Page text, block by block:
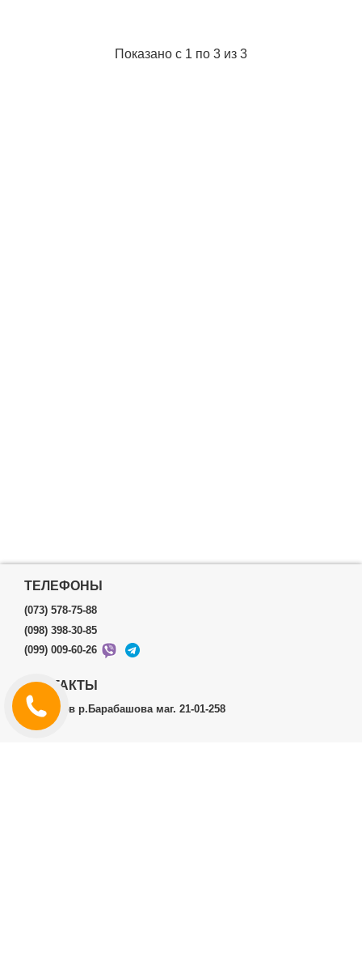
Показано с 1 по 3 из 3
ТЕЛЕФОНЫ
(073) 578-75-88
(098) 398-30-85
(099) 009-60-26
КОНТАКТЫ
г.Харьков р.Барабашова маг. 21-01-258